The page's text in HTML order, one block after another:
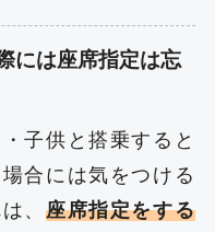
には座席指定は忘
子供と搭乗すると
合には気をつける
、 座席指定をする